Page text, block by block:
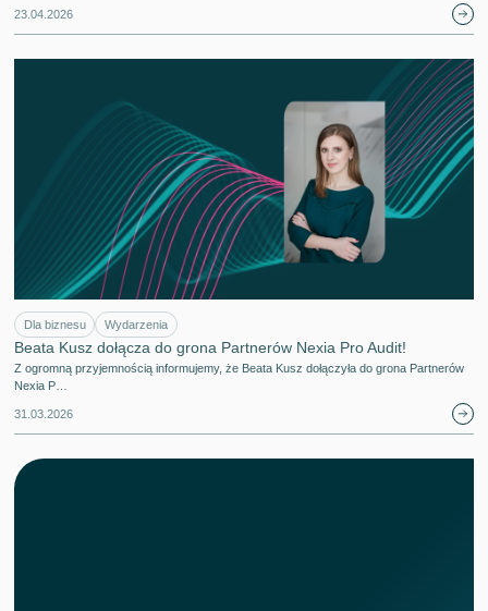
23.04.2026
Dla biznesu Wydarzenia
Beata Kusz dołącza do grona Partnerów Nexia Pro Audit!
Z ogromną przyjemnością informujemy, że Beata Kusz dołączyła do grona Partnerów
Nexia P…
31.03.2026